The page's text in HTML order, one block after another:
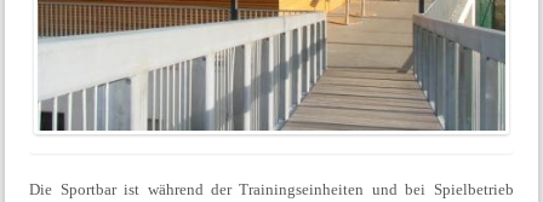
Die Sportbar ist während der Trainingseinheiten und bei Spielbetrieb